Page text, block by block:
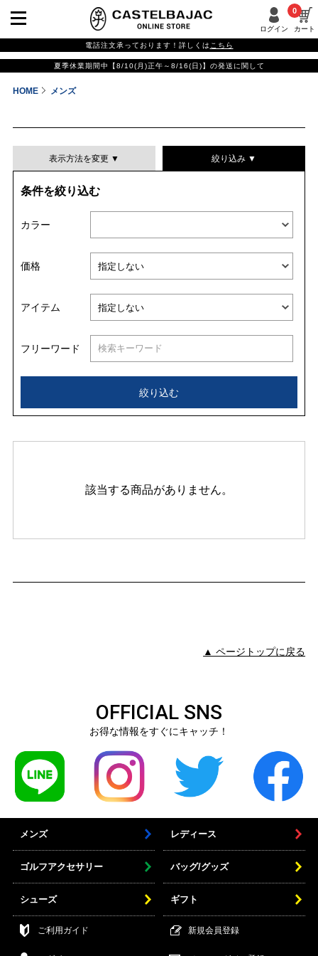
ログイン カート
0
電話注文承っております！詳しくは こちら
夏季休業期間中【8/10(月)正午～8/16(日)】の発送に関して
HOME メンズ
表示方法を変更 ▼
並び替える
絞り込み ▼
条件を絞り込む
カラー
価格
アイテム
フリーワード
絞り込む
該当する商品がありません。
▲ ページトップに戻る
OFFICIAL SNS
お得な情報をすぐにキャッチ！
メンズ レディース
ゴルフアクセサリー バッグ/グッズ
シューズ ギフト
ご利用ガイド 新規会員登録